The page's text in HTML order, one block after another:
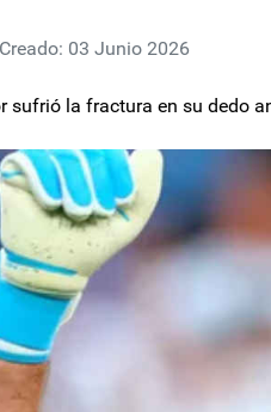
Creado: 03 Junio 2026
sufrió la fractura en su dedo